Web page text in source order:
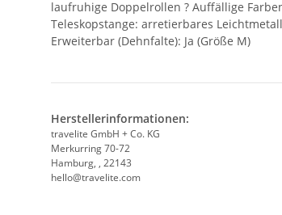
laufruhige Doppelrollen ? Auffällige
Teleskopstange: arretierbares
Erweiterbar (Dehnfalte): Ja (Größe M)
Herstellerinformationen:
travelite GmbH + Co. KG
Merkurring 70-72
Hamburg, , 22143
hello@travelite.com